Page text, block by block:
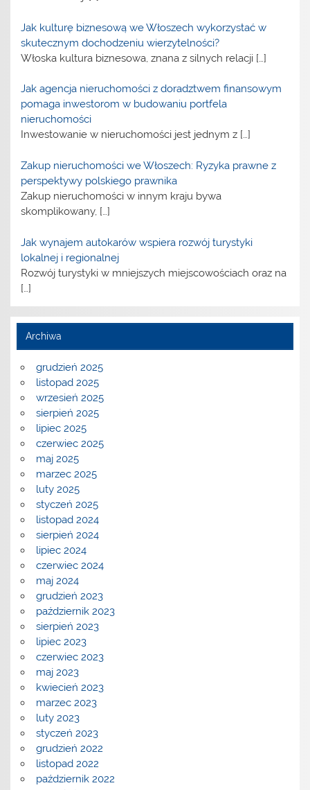
Jak kulturę biznesową we Włoszech wykorzystać w
skutecznym dochodzeniu wierzytelności?
Włoska kultura biznesowa, znana z silnych relacji […]
Jak agencja nieruchomości z doradztwem finansowym
pomaga inwestorom w budowaniu portfela
nieruchomości
Inwestowanie w nieruchomości jest jednym z […]
Zakup nieruchomości we Włoszech: Ryzyka prawne z
perspektywy polskiego prawnika
Zakup nieruchomości w innym kraju bywa
skomplikowany, […]
Jak wynajem autokarów wspiera rozwój turystyki
lokalnej i regionalnej
Rozwój turystyki w mniejszych miejscowościach oraz na
[…]
Archiwa
grudzień 2025
listopad 2025
wrzesień 2025
sierpień 2025
lipiec 2025
czerwiec 2025
maj 2025
marzec 2025
luty 2025
styczeń 2025
listopad 2024
sierpień 2024
lipiec 2024
czerwiec 2024
maj 2024
grudzień 2023
październik 2023
sierpień 2023
lipiec 2023
czerwiec 2023
maj 2023
kwiecień 2023
marzec 2023
luty 2023
styczeń 2023
grudzień 2022
listopad 2022
październik 2022